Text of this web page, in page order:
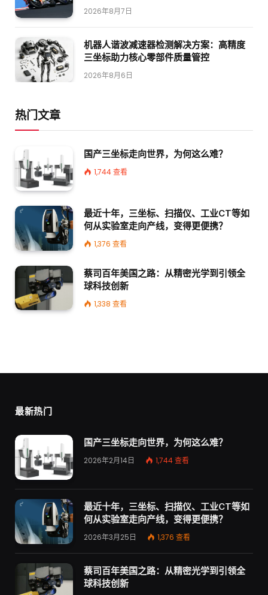
2026年8月7日
机器人谐波减速器检测解决方案：高精度
三坐标助力核心零部件质量管控
2026年8月6日
热门文章
国产三坐标走向世界，为何这么难？
1,744查看
最近十年，三坐标、扫描仪、工业CT等如
何从实验室走向产线，变得更便携？
1,376 查看
蔡司百年美国之路：从精密光学到引领全
球科技创新
1,338 查看
最新热门
国产三坐标走向世界，为何这么难？
2026年2月14日 1,744查看
最近十年，三坐标、扫描仪、工业CT等如
何从实验室走向产线，变得更便携？
2026年3月25日 1,376 查看
蔡司百年美国之路：从精密光学到引领全
球科技创新